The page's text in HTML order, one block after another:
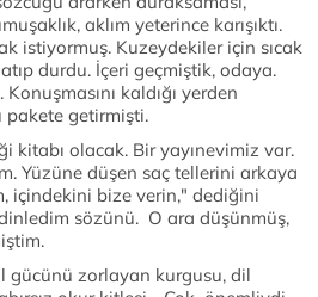
aklım yeterince karışıktı.
istiyormuş. Kuzeydekiler için sıcak
durdu. İçeri geçmiştik, odaya.
kaldığı yerden
pakete getirmişti.
kitabı olacak. Bir yayınevimiz var.
Yüzüne düşen saç tellerini arkaya
içindekini bize verin," dediğini
sözünü. O ara düşünmüş,
gücünü zorlayan kurgusu, dil